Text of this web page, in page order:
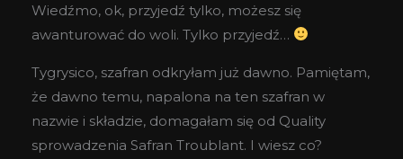
Wiedźmo, ok, przyjedź tylko, możesz się
awanturować do woli. Tylko przyjedź…
Tygrysico, szafran odkryłam już dawno. Pamiętam,
że dawno temu, napalona na ten szafran w
nazwie i składzie, domagałam się od Quality
sprowadzenia Safran Troublant. I wiesz co?